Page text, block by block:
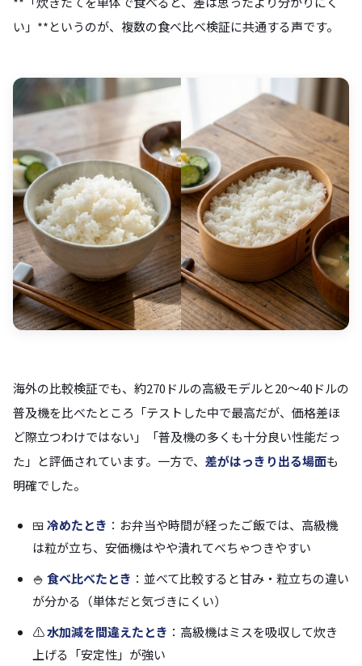
い」**というのが、複数の食べ比べ検証に共通する声です。
海外の比較検証でも、約270ドルの高級モデルと20〜40ドルの
普及機を比べたところ「テストした中で最高だが、価格差ほ
ど際立つわけではない」「普及機の多くも十分良い性能だっ
た」と評価されています。一方で、 差がはっきり出る場面も
明確でした。
🍱冷めたとき ：お弁当や時間が経ったご飯では、高級機
は粒が立ち、安価機はやや潰れてべちゃつきやすい
🍚 食べ比べたとき ：並べて比較すると甘み・粒立ちの違い
が分かる（単体だと気づきにくい）
⚠️水加減を間違えたとき ：高級機はミスを吸収して炊き
上げる「安定性」が強い